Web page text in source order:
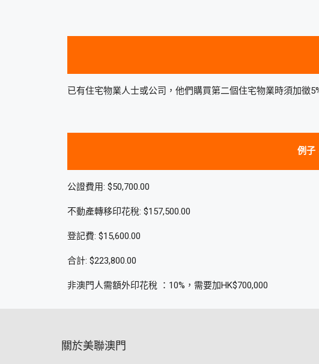
已有住宅物業人士或公司，他們購買第二個住宅物業時須加徵
例子
公證費用: $50,700.00
不動產轉移印花稅: $157,500.00
登記費: $15,600.00
合計: $223,800.00
非澳門人需額外印花稅 ：10%，需要加HK$700,000
關於美聯澳門